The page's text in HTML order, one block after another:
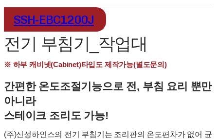
SSH-EBC1200J
전기 부침기_작업대
※ 하부 캐비넷(Cabinet)타입도 제작가능(별도문의)
간편한 온도조절기능으로 전, 부침 요리 뿐만
아니라
스테이크 조리도 가능!
(주)신성하인스의 전기 부침기는 조리판의 온도편차가 없어 균